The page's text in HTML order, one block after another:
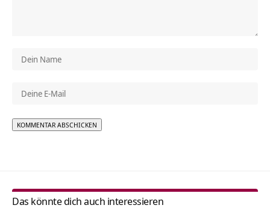
Das könnte dich auch interessieren